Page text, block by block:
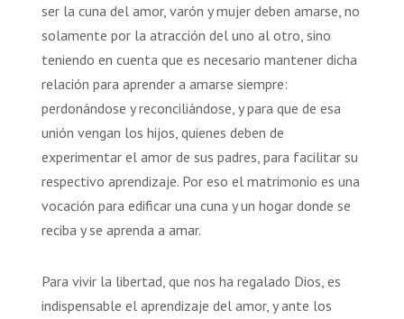
ser la cuna del amor, varón y mujer deben amarse, no
solamente por la atracción del uno al otro, sino
teniendo en cuenta que es necesario mantener dicha
relación para aprender a amarse siempre:
perdonándose y reconciliándose, y para que de esa
unión vengan los hijos, quienes deben de
experimentar el amor de sus padres, para facilitar su
respectivo aprendizaje. Por eso el matrimonio es una
vocación para edificar una cuna y un hogar donde se
reciba y se aprenda a amar.
Para vivir la libertad, que nos ha regalado Dios, es
indispensable el aprendizaje del amor, y ante los